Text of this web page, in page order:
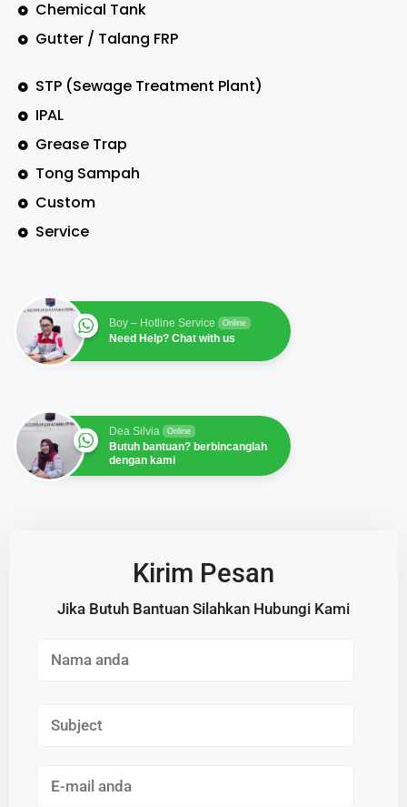
Chemical Tank
Gutter / Talang FRP
STP (Sewage Treatment Plant)
IPAL
Grease Trap
Tong Sampah
Custom
Service
Boy – Hotline Service Online
Need Help? Chat with us
Dea Silvia Online
Butuh bantuan? berbincanglah
dengan kami
Kirim Pesan
Jika Butuh Bantuan Silahkan Hubungi Kami